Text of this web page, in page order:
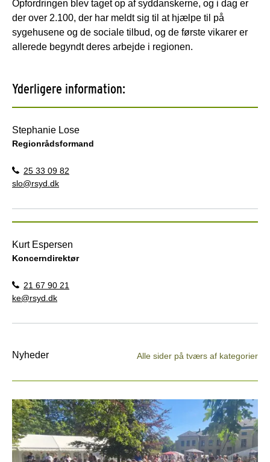
Opfordringen blev taget op af syddanskerne, og i dag er
der over 2.100, der har meldt sig til at hjælpe til på
sygehusene og de sociale tilbud, og de første vikarer er
allerede begyndt deres arbejde i regionen.
Yderligere information:
Stephanie Lose
Regionrådsformand
25 33 09 82
slo@rsyd.dk
Kurt Espersen
Koncerndirektør
21 67 90 21
ke@rsyd.dk
Nyheder Alle sider på tværs af kategorier